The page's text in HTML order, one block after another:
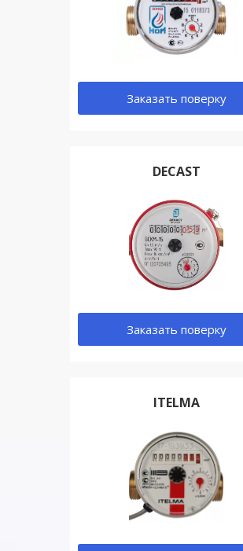
Заказать поверку
DECAST
Заказать поверку
ITELMA